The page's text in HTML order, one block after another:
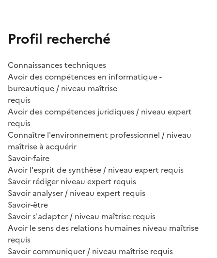
Profil recherché
Connaissances techniques
Avoir des compétences en informatique -
bureautique / niveau maîtrise
requis
Avoir des compétences juridiques / niveau expert
requis
Connaître l'environnement professionnel / niveau
maîtrise à acquérir
Savoir-faire
Avoir l'esprit de synthèse / niveau expert requis
Savoir rédiger niveau expert requis
Savoir analyser / niveau expert requis
Savoir-être
Savoir s'adapter / niveau maîtrise requis
Avoir le sens des relations humaines niveau maîtrise
requis
Savoir communiquer / niveau maîtrise requis